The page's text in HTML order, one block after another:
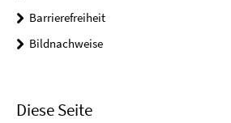
Barrierefreiheit
Bildnachweise
Diese Seite